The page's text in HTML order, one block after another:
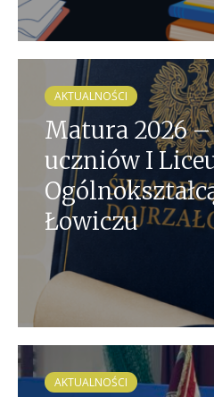
AKTUALNOŚCI
Matura 2026 –
uczniów I
Łowiczu
AKTUALNOŚCI